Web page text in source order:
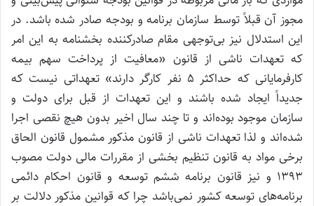
مجوز آن قبلاً توسط سازمان برنامه و بودجه صادر شده باشد. در
این استدلال نیز بی‌توجهی مقام صادر‌کننده بخشنامه به این امر
که تعهدات ناشی از قانون «معافیت از پرداخت سهم بیمه
کارفرمایانی که حداکثر ۵ نفر کارگر دارند» تعهداتی نیست که
جدیداً ایجاد شده باشند و این تعهدات از قبل برای دولت و
سازمان موجود بوده‌اند و تا چند سال اخیر بدون هیچ نقصی اجرا
شده‌اند و لذا تعهدات ناشی از قانون مذکور مشمول قانون الحاق
برخی مواد به قانون تنظیم بخشی از مقررات مالی دولت مصوب
۱۳۹۳ و نیز قانون برنامه ششم توسعه و قانون احکام دائمی
برنامه‌های توسعه کشور نمی‌باشد چرا که قوانین مذکور دلالت بر